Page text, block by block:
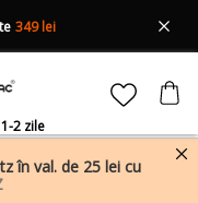
2 zile
349 lei
în val. de 25 lei cu